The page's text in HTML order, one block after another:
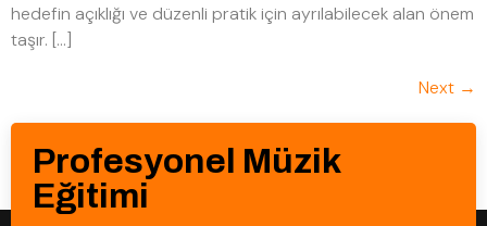
hedefin açıklığı ve düzenli pratik için ayrılabilecek alan önem
taşır. […]
Next →
Profesyonel Müzik
Eğitimi